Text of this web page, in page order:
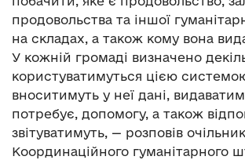
продовольства та іншої
на складах, а також кому вона
У кожній громаді визначено
користуватимуться цією
вноситимуть у неї дані,
потребує, допомогу, а також
звітуватимуть, — розповів очільник
Координаційного гуманітарного